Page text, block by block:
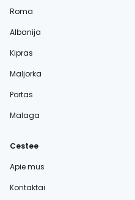
Roma
Albanija
Kipras
Maljorka
Portas
Malaga
Cestee
Apie mus
Kontaktai